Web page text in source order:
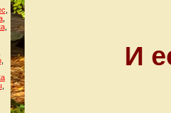
,
,
,
И